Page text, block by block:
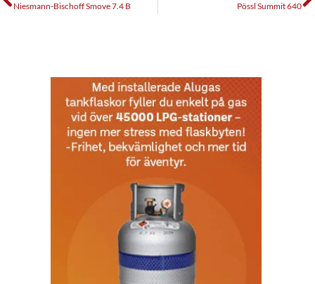
Niesmann-Bischoff Smove 7.4 B Pössl Summit 640